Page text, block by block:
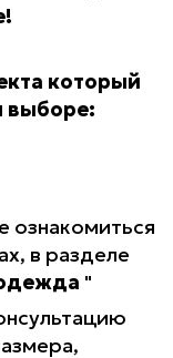
который
выборе:
в разделе
"